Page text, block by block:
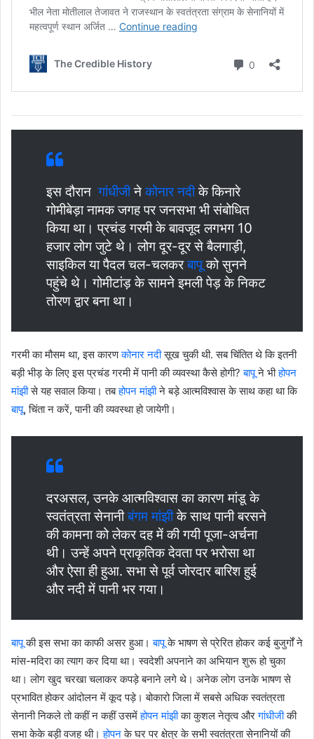
इस दौरानगांधीजीनेकोनार नदीके किनारे
गोमीबेड़ा नामक जगह पर जनसभा भी संबोधित
किया था। प्रचंड गरमी के बावजूद लगभग 10
हजार लोग जुटे थे। लोग दूर-दूर से बैलगाड़ी,
साइकिल या पैदल चल-चलकरबापूको सुनने
पहुंचे थे। गोमीटांड़ के सामने इमली पेड़ के निकट
तोरण द्वार बना था।
गरमी का मौसम था, इस कारणकोनार नदीसूख चुकी थी. सब चिंतित थे कि इतनी
बड़ी भीड़ के लिए इस प्रचंड गरमी में पानी की व्यवस्था कैसे होगी?बापूने भीहोपन
मांझीसे यह सवाल किया। तबहोपन मांझीने बड़े आत्मविश्वास के साथ कहा था कि
बापू, चिंता न करें, पानी की व्यवस्था हो जायेगी।
दरअसल, उनके आत्मविश्वास का कारण मांडू के
स्वतंत्रता सेनानीबंगम मांझीके साथ पानी बरसने
की कामना को लेकर दह में की गयी पूजा-अर्चना
थी। उन्हें अपने प्राकृतिक देवता पर भरोसा था
और ऐसा ही हुआ. सभा से पूर्व जोरदार बारिश हुई
और नदी में पानी भर गया।
बापूकी इस सभा का काफी असर हुआ।बापूके भाषण से प्रेरित होकर कई बुजुर्गों ने
मांस-मदिरा का त्याग कर दिया था। स्वदेशी अपनाने का अभियान शुरू हो चुका
था। लोग खुद चरखा चलाकर कपड़े बनाने लगे थे। अनेक लोग उनके भाषण से
प्रभावित होकर आंदोलन में कूद पड़े। बोकारो जिला में सबसे अधिक स्वतंत्रता
सेनानी निकले तो कहीं न कहीं उसमेंहोपन मांझीका कुशल नेतृत्व औरगांधीजीकी
सभा केके बड़ी वजह थी।होपनके घर पर क्षेत्र के सभी स्वतंत्रता सेनानियों की